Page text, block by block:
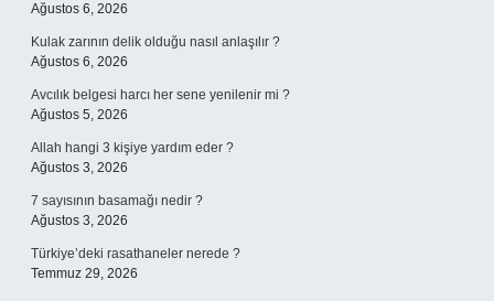
Ağustos 6, 2026
Kulak zarının delik olduğu nasıl anlaşılır ?
Ağustos 6, 2026
Avcılık belgesi harcı her sene yenilenir mi ?
Ağustos 5, 2026
Allah hangi 3 kişiye yardım eder ?
Ağustos 3, 2026
7 sayısının basamağı nedir ?
Ağustos 3, 2026
Türkiye’deki rasathaneler nerede ?
Temmuz 29, 2026